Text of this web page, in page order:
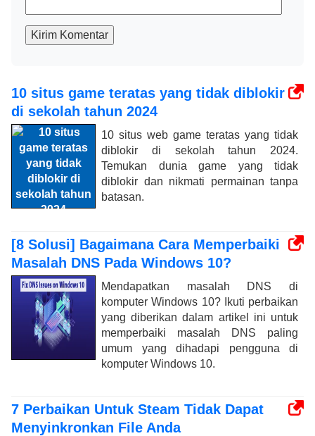
Kirim Komentar
10 situs game teratas yang tidak diblokir
di sekolah tahun 2024
10 situs web game teratas yang tidak
diblokir di sekolah tahun 2024.
Temukan dunia game yang tidak
diblokir dan nikmati permainan tanpa
batasan.
[8 Solusi] Bagaimana Cara Memperbaiki
Masalah DNS Pada Windows 10?
Mendapatkan masalah DNS di
komputer Windows 10? Ikuti perbaikan
yang diberikan dalam artikel ini untuk
memperbaiki masalah DNS paling
umum yang dihadapi pengguna di
komputer Windows 10.
7 Perbaikan Untuk Steam Tidak Dapat
Menyinkronkan File Anda